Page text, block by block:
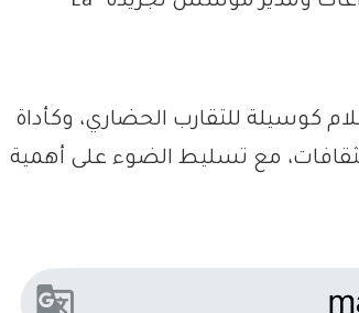
كوسيلة للتقارب الحضاري، وكأداة
مع تسليط الضوء على أهمية